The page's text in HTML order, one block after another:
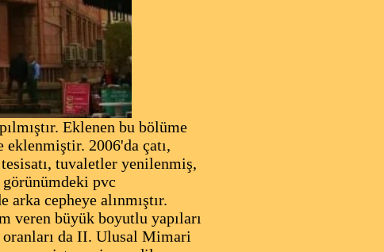
Eklenen bu bölüme
eklenmiştir. 2006'da çatı,
tuvaletler yenilenmiş,
görünümdeki pvc
cepheye alınmıştır.
veren büyük boyutlu yapıları
oranları da II. Ulusal Mimari